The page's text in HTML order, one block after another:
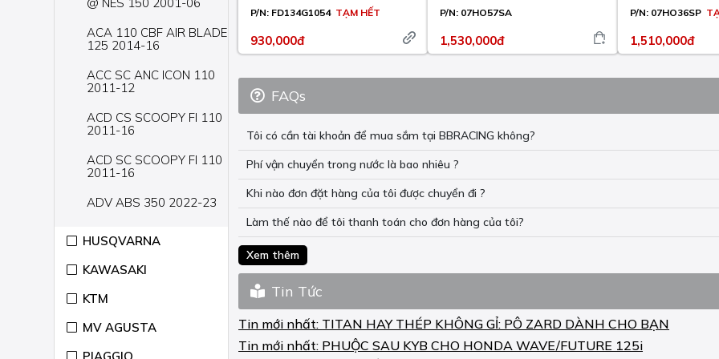
ACA 110 CBF AIR BLADE
125 2014-16
ACC SC ANC ICON 110
2011-12
ACD CS SCOOPY FI 110
2011-16
ACD SC SCOOPY FI 110
2011-16
ADV ABS 350 2022-23
CA SUPER CUB 125
2019-22
CB 300 2010
CB ABS 1100 2013
HUSQVARNA
KAWASAKI
KTM
MV AGUSTA
P/N: FD134G1054 TẠM HẾT
930,000đ
P/N: 07HO57SA
1,530,000đ
P/N: 07HO36SP
1,510,000đ
FAQs
Tôi có cần tài khoản để mua sắm tại BBRACING không?
Phí vận chuyển trong nước là bao nhiêu ?
Khi nào đơn đặt hàng của tôi được chuyển đi ?
Làm thế nào để tôi thanh toán cho đơn hàng của tôi?
Xem thêm
Tin Tức
Tin mới nhất: TITAN HAY THÉP KHÔNG GỈ: PÔ ZARD DÀNH CHO BẠN
Tin mới nhất: PHUỘC SAU KYB CHO HONDA WAVE/FUTURE 125i